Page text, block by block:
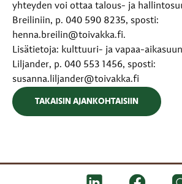
yhteyden voi ottaa talous- ja
Breiliniin, p. 040 590 8235, sposti:
henna.breilin@toivakka.fi.
Lisätietoja: kulttuuri- ja vapaa-
Liljander, p. 040 553 1456, sposti:
susanna.liljander@toivakka.fi
TAKAISIN AJANKOHTAISIIN